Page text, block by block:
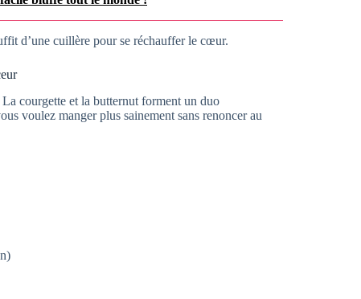
d’une cuillère pour se réchauffer le cœur.
courgette et la butternut forment un duo
voulez manger plus sainement sans renoncer au